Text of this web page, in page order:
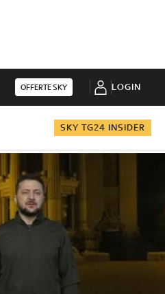
OFFERTE SKY LOGIN
SKY TG24 INSIDER